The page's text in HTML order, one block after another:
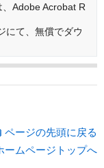
Adobe Acrobat R
にて、無償でダウ
ページの先頭に戻る
ームページトップへ